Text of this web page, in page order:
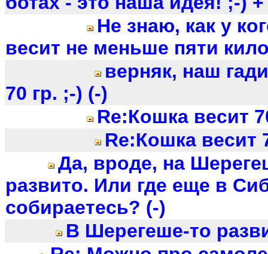
Не знаю, как у
весит не меньше пяти
верняк, наш
70 гр. ;-) (-)
Re:Кошка весит
Re:Кошка весит
Да, вроде, на
развито. Или где еще в
собираетесь? (-)
В Шерегеше-то